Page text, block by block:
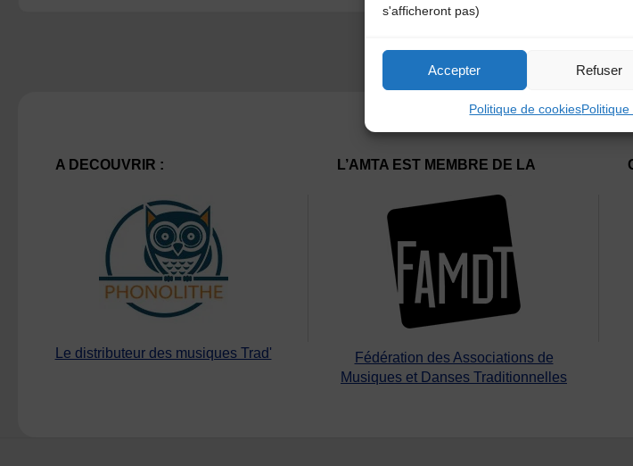
s'afficheront pas)
Accepter Refuser
Politique de cookies
A DECOUVRIR :
Le distributeur des musiques Trad'
L’AMTA EST MEMBRE DE LA
Fédération des Associations de
Musiques et Danses Traditionnelles